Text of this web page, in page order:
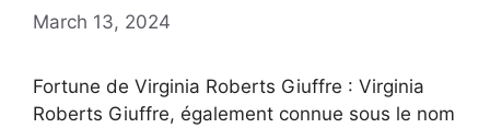
March 13, 2024
Fortune de Virginia Roberts Giuffre : Virginia
Roberts Giuffre, également connue sous le nom